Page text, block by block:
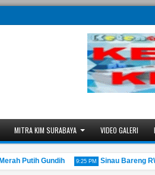
MITRA KIM SURABAYA VIDEO GALERI
Putih Gundih 9:25 PM Sinau Bareng RW